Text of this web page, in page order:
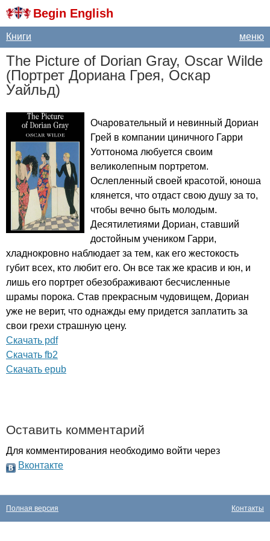
Begin English
меню
Книги
The Picture of Dorian Gray, Oscar Wilde
(Портрет Дориана Грея, Оскар
Уайльд)
Очаровательный и невинный Дориан
Грей в компании циничного Гарри
Уоттонома любуется своим
великолепным портретом.
Ослепленный своей красотой, юноша
клянется, что отдаст свою душу за то,
чтобы вечно быть молодым.
Десятилетиями Дориан, ставший
достойным учеником Гарри,
хладнокровно наблюдает за тем, как его жестокость
губит всех, кто любит его. Он все так же красив и юн, и
лишь его портрет обезображивают бесчисленные
шрамы порока. Став прекрасным чудовищем, Дориан
уже не верит, что однажды ему придется заплатить за
свои грехи страшную цену.
Cкачать pdf
Cкачать fb2
Cкачать epub
Оставить комментарий
Для комментирования необходимо войти через
Вконтакте
Контакты
Полная версия